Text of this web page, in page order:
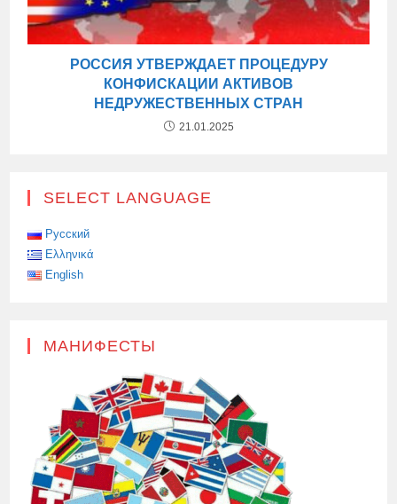
РОССИЯ УТВЕРЖДАЕТ ПРОЦЕДУРУ
КОНФИСКАЦИИ АКТИВОВ
НЕДРУЖЕСТВЕННЫХ СТРАН
21.01.2025
SELECT LANGUAGE
Русский
Ελληνικά
English
МАНИФЕСТЫ